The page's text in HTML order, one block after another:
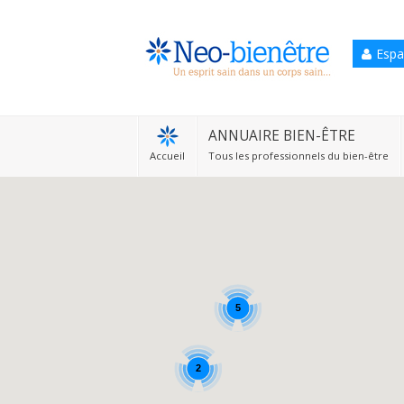
Accueil
ANNUAIRE BIEN-ÊTRE
Tous les professionnels du bien-être
5
2